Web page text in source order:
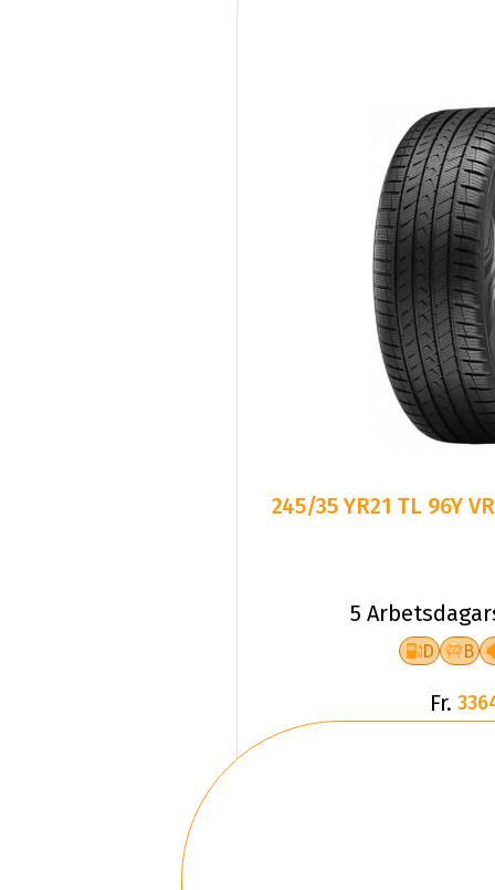
245/35 YR21 TL 96Y
5
D B
Fr.